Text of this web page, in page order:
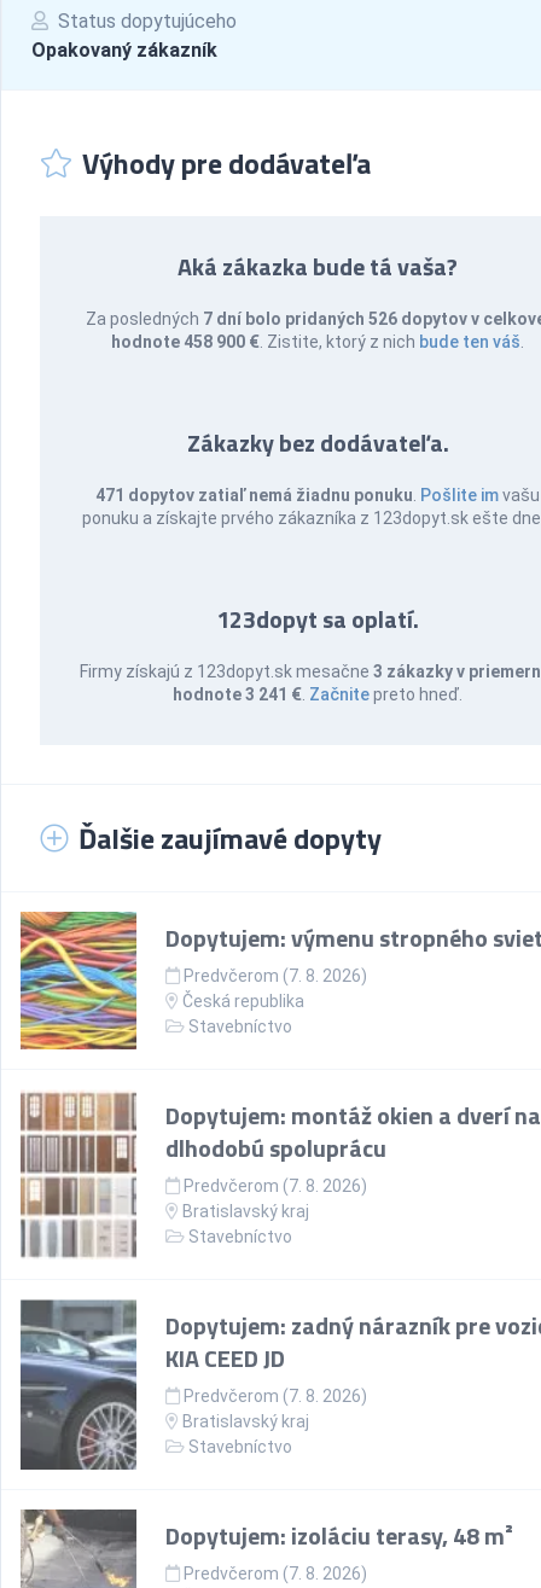
Status dopytujúceho
Opakovaný zákazník
Výhody pre dodávateľa
Aká zákazka bude tá vaša?
Za posledných 7 dní bolo pridaných 526 dopytov v
hodnote 458 900 € . Zistite, ktorý z nich bude ten váš
Zákazky bez dodávateľa.
471 dopytov zatiaľ nemá žiadnu ponuku Pošlite imvašu
ponuku a získajte prvého zákazníka z 123dopyt.sk ešte
123dopyt sa oplatí.
Firmy získajú z 123dopyt.sk mesačne3 zákazky v
hodnote 3 241 € Začnitepreto hneď.
Ďalšie zaujímavé dopyty
Dopytujem: výmenu stropného
Predvčerom (7. 8. 2026)
Česká republika
Stavebníctvo
Dopytujem: montáž okien a dverí na
dlhodobú spoluprácu
Predvčerom (7. 8. 2026)
Bratislavský kraj
Stavebníctvo
Dopytujem: zadný nárazník pre
KIA CEED JD
Predvčerom (7. 8. 2026)
Bratislavský kraj
Stavebníctvo
Dopytujem: izoláciu terasy, 48 m²
Predvčerom (7. 8. 2026)